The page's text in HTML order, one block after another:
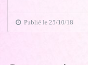
Publié le 25/10/18